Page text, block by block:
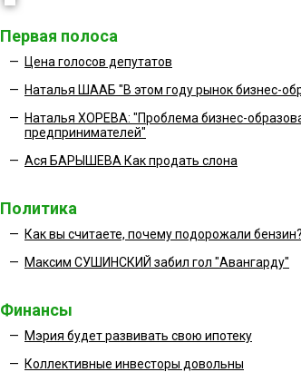
Первая полоса
— Цена голосов депутатов
— Наталья ШААБ "В этом году рынок бизнес-
— Наталья ХОРЕВА: "Проблема бизнес-
предпринимателей"
— Ася БАРЫШЕВА Как продать слона
Политика
— Как вы считаете, почему подорожали бензин?
— Максим СУШИНСКИЙ забил гол "Авангарду"
Финансы
— Мэрия будет развивать свою ипотеку
— Коллективные инвесторы довольны